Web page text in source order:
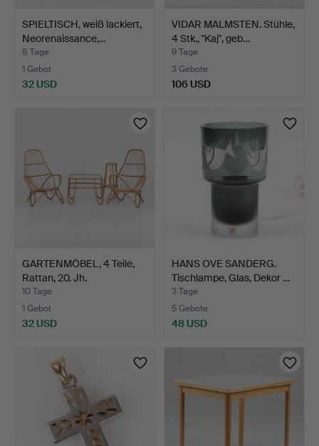
SPIELTISCH, weiß lackiert,
Neorenaissance,…
8 Tage
1 Gebot
32 USD
VIDAR MALMSTEN. Stühle,
4 Stk., "Kaj", geb…
9 Tage
3 Gebote
106 USD
GARTENMÖBEL, 4 Teile,
Rattan, 20. Jh.
10 Tage
1 Gebot
32 USD
HANS OVE SANDERG.
Tischlampe, Glas, Dekor …
3 Tage
5 Gebote
48 USD